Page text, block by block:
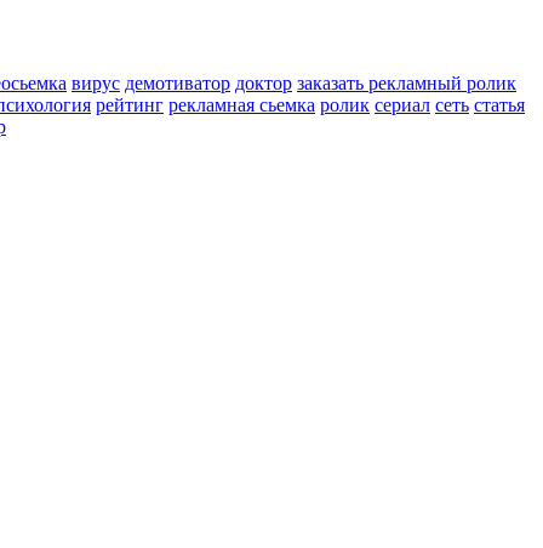
вирус демотиватор доктор заказать рекламный ролик
рейтинг рекламная сьемка ролик сериал сеть статья